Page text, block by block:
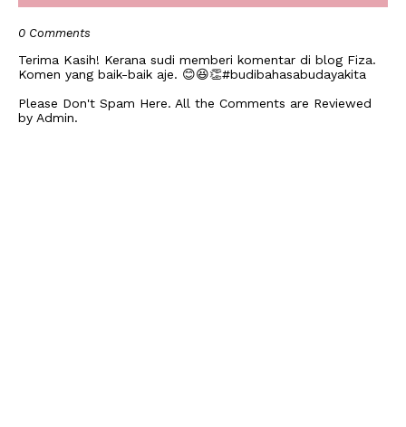
0 Comments
Terima Kasih! Kerana sudi memberi komentar di blog Fiza.
Komen yang baik-baik aje. 😊😆👏#budibahasabudayakita
Please Don't Spam Here. All the Comments are Reviewed
by Admin.